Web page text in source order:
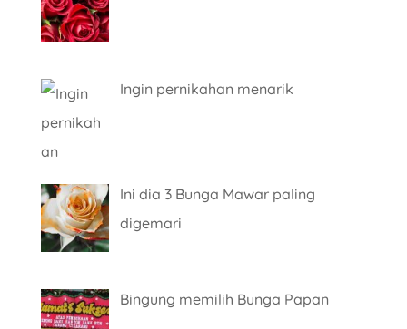
Ingin pernikahan menarik
Ini dia 3 Bunga Mawar paling
digemari
Bingung memilih Bunga Papan